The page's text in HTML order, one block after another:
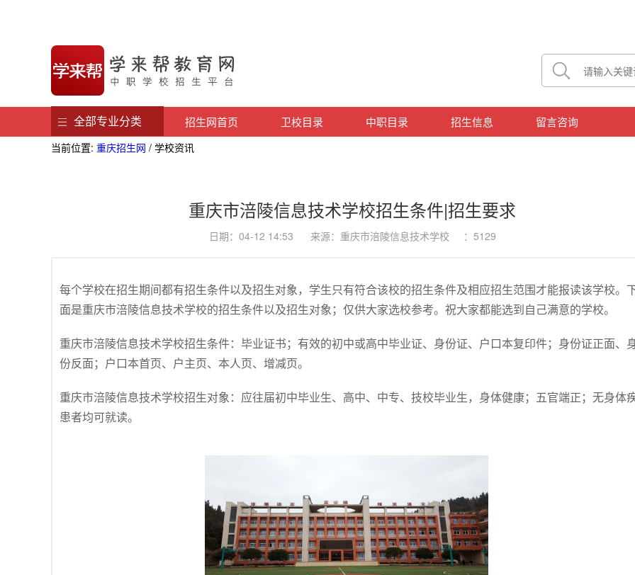
招生网首页 卫校目录 中职目录 招生信息 留言咨询
全部专业分类
当前位置: 重庆招生网 / 学校资讯
重庆市涪陵信息技术学校招生条件|招生要求
日期：04-12 14:53 来源：重庆市涪陵信息技术学校 ：5129
每个学校在招生期间都有招生条件以及招生对象，学生只有符合该校的招生条件及相应招生范围才能报读该学校。
面是重庆市涪陵信息技术学校的招生条件以及招生对象；仅供大家选校参考。祝大家都能选到自己满意的学校。
重庆市涪陵信息技术学校招生条件：毕业证书；有效的初中或高中毕业证、身份证、户口本复印件；身份证正面、
份反面；户口本首页、户主页、本人页、增减页。
重庆市涪陵信息技术学校招生对象：应往届初中毕业生、高中、中专、技校毕业生，身体健康；五官端正；无身体
患者均可就读。